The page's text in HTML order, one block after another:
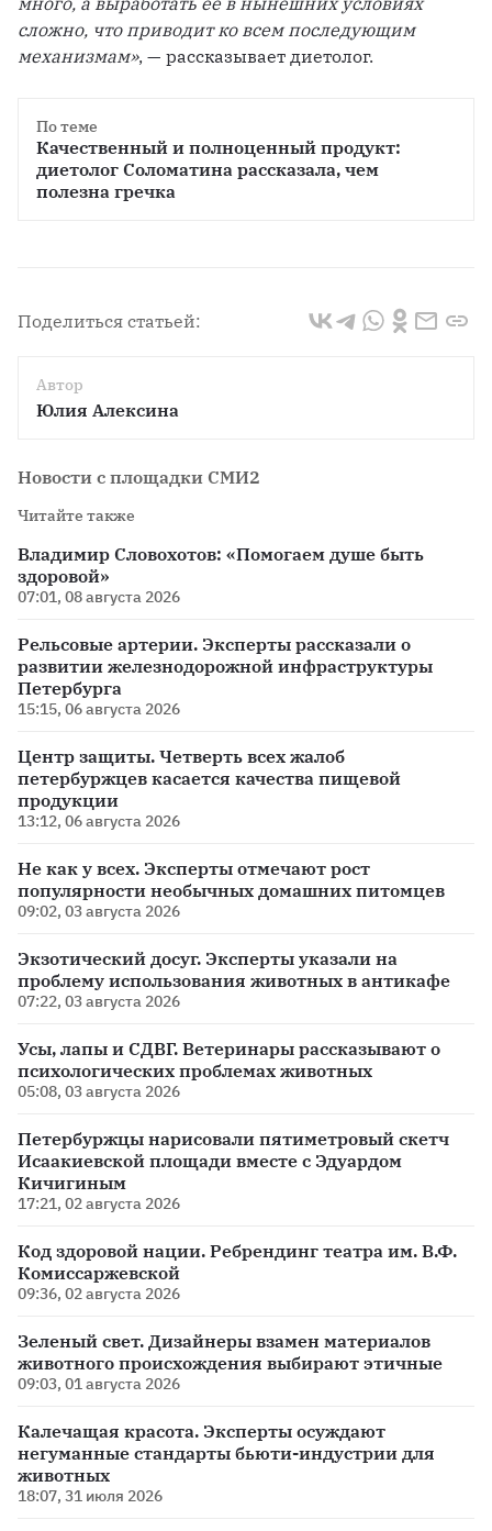
сложно, что приводит ко всем последующим
механизмам», — рассказывает диетолог.
По теме
Качественный и полноценный продукт:
диетолог Соломатина рассказала, чем
Поделиться статьей:
Автор
Юлия Алексина
Новости с площадки СМИ2
Читайте также
Владимир Словохотов: «Помогаем душе быть
здоровой»
07:01, 08 августа 2026
Рельсовые артерии. Эксперты рассказали о
развитии железнодорожной инфраструктуры
Петербурга
15:15, 06 августа 2026
Центр защиты. Четверть всех жалоб
петербуржцев касается качества пищевой
продукции
13:12, 06 августа 2026
Не как у всех. Эксперты отмечают рост
популярности необычных домашних питомцев
09:02, 03 августа 2026
Экзотический досуг. Эксперты указали на
проблему использования животных в антикафе
07:22, 03 августа 2026
Усы, лапы и СДВГ. Ветеринары рассказывают о
психологических проблемах животных
05:08, 03 августа 2026
Петербуржцы нарисовали пятиметровый скетч
Исаакиевской площади вместе с Эдуардом
Кичигиным
17:21, 02 августа 2026
Код здоровой нации. Ребрендинг театра им. В.Ф.
Комиссаржевской
09:36, 02 августа 2026
Зеленый свет. Дизайнеры взамен материалов
животного происхождения выбирают этичные
09:03, 01 августа 2026
Калечащая красота. Эксперты осуждают
негуманные стандарты бьюти-индустрии для
животных
18:07, 31 июля 2026